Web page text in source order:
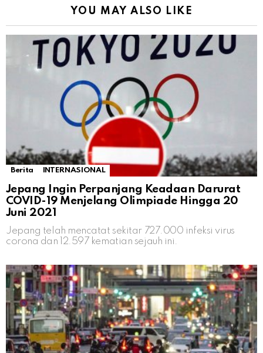
YOU MAY ALSO LIKE
Berita INTERNASIONAL
Jepang Ingin Perpanjang Keadaan Darurat
COVID-19 Menjelang Olimpiade Hingga 20
Juni 2021
Jepang telah mencatat sekitar 727.000 infeksi virus
corona dan 12.597 kematian sejauh ini.